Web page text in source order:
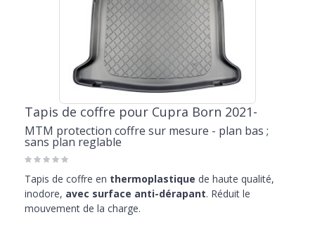
Tapis de coffre pour Cupra Born 2021-
MTM protection coffre sur mesure - plan bas ;
sans plan reglable
Tapis de coffre en thermoplastique de haute qualité,
inodore, avec surface anti-dérapant. Réduit le
mouvement de la charge.